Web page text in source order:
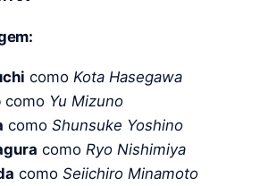
como Kota Hasegawa
como Yu Mizuno
como Shunsuke Yoshino
como Ryo Nishimiya
como Seiichiro Minamoto